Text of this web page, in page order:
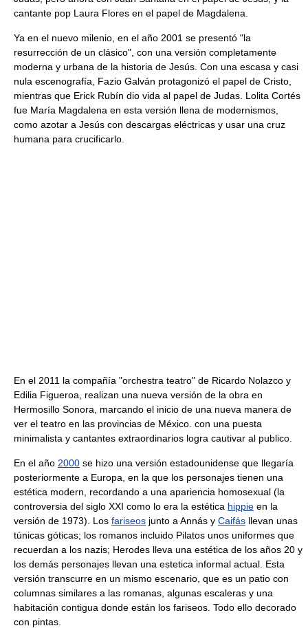
cantante pop Laura Flores en el papel de Magdalena.
Ya en el nuevo milenio, en el año 2001 se presentó "la
resurrección de un clásico", con una versión completamente
moderna y urbana de la historia de Jesús. Con una escasa y casi
nula escenografía, Fazio Galván protagonizó el papel de Cristo,
mientras que Erick Rubín dio vida al papel de Judas. Lolita Cortés
fue María Magdalena en esta versión llena de modernismos,
como azotar a Jesús con descargas eléctricas y usar una cruz
humana para crucificarlo.
En el 2011 la compañía "orchestra teatro" de Ricardo Nolazco y
Edilia Figueroa, realizan una nueva versión de la obra en
Hermosillo Sonora, marcando el inicio de una nueva manera de
ver el teatro en las provincias de México. con una puesta
minimalista y cantantes extraordinarios logra cautivar al publico.
En el año 2000 se hizo una versión estadounidense que llegaría
posteriormente a Europa, en la que los personajes tienen una
estética modern, recordando a una apariencia homosexual (la
controversia del siglo XXI como lo era la estética hippie en la
versión de 1973). Los fariseos junto a Annás y Caifás llevan unas
túnicas góticas; los romanos incluido Pilatos unos uniformes que
recuerdan a los nazis; Herodes lleva una estética de los años 20 y
los demás personajes llevan una estetica informal actual. Esta
versión transcurre en un mismo escenario, que es un patio con
columnas similares a las romanas, algunas escaleras y una
habitación contigua donde están los fariseos. Todo ello decorado
con pintas.